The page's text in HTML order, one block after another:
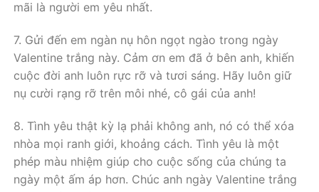
mãi là người em yêu nhất.
7. Gửi đến em ngàn nụ hôn ngọt ngào trong ngày
Valentine trắng này. Cảm ơn em đã ở bên anh, khiến
cuộc đời anh luôn rực rỡ và tươi sáng. Hãy luôn giữ
nụ cười rạng rỡ trên môi nhé, cô gái của anh!
8. Tình yêu thật kỳ lạ phải không anh, nó có thể xóa
nhòa mọi ranh giới, khoảng cách. Tình yêu là một
phép màu nhiệm giúp cho cuộc sống của chúng ta
ngày một ấm áp hơn. Chúc anh ngày Valentine trắng